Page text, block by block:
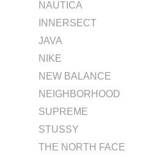
NAUTICA
INNERSECT
JAVA
NIKE
NEW BALANCE
NEIGHBORHOOD
SUPREME
STUSSY
THE NORTH FACE